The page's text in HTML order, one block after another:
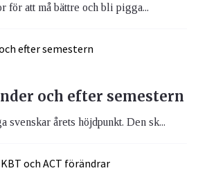
för att må bättre och bli pigga...
och efter semestern
svenskar årets höjdpunkt. Den sk...